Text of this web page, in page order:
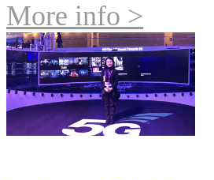
More info >